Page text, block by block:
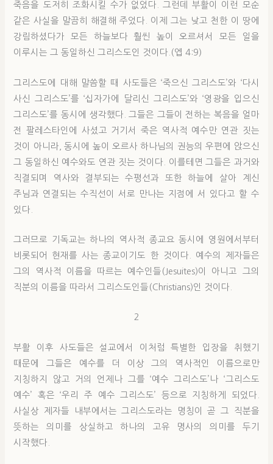
죽음을 도저히 조화시킬 수가 없었다. 그런데 부활이 이런 모순
같은 사실을 말끔히 해결해 주었다. 이제 그는 낮고 천한 이 땅에
강림하셨다가 모든 하늘보다 훨씬 높이 오르셔서 모든 일을
이루시는 그 동일하신 그리스도인 것이다.(엡 4:9)
그리스도에 대해 말씀할 때 사도들은 ‘죽으신 그리스도’와 ‘다시
사신 그리스도’를 ‘십자가에 달리신 그리스도’와 ‘영광을 입으신
그리스도’를 동시에 생각했다. 그들은 그들이 전하는 복음을 얼마
전 팔레스타인에 사셨고 거기서 죽은 역사적 예수만 연관 짓는
것이 아니라, 동시에 높이 오르사 하나님의 권능의 우편에 앉으신
그 동일하신 예수와도 연관 짓는 것이다. 이를테면 그들은 과거와
직결되며 역사와 결부되는 수평선과 또한 하늘에 살아 계신
주님과 연결되는 수직선이 서로 만나는 지점에 서 있다고 할 수
있다.
그러므로 기독교는 하나의 역사적 종교요 동시에 영원에서부터
비롯되어 현재를 사는 종교이기도 한 것이다. 예수의 제자들은
그의 역사적 이름을 따르는 예수인들(Jesuites)이 아니고 그의
직분의 이름을 따라서 그리스도인들(Christians)인 것이다.
2
부활 이후 사도들은 설교에서 이처럼 특별한 입장을 취했기
때문에 그들은 예수를 더 이상 그의 역사적인 이름으로만
지칭하지 않고 거의 언제나 그를 ‘예수 그리스도’나 ‘그리스도
예수’ 혹은 ‘우리 주 예수 그리스도’ 등으로 지칭하게 되었다.
사실상 제자들 내부에서는 그리스도라는 명칭이 곧 그 직분을
뜻하는 의미를 상실하고 하나의 고유 명사의 의미를 두기
시작했다.